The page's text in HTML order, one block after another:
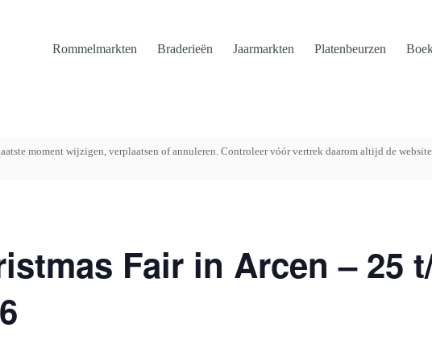
Rommelmarkten Braderieën Jaarmarkten Platenbeurzen
moment wijzigen, verplaatsen of annuleren. Controleer vóór vertrek daarom altijd de
Fair in Arcen – 25